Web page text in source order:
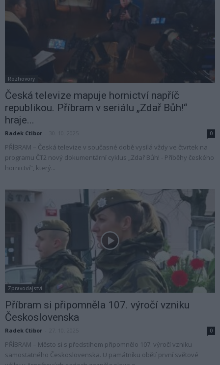
Rozhovory
Česká televize mapuje hornictví napříč
republikou. Příbram v seriálu „Zdař Bůh!“
hraje...
Radek Ctibor 0
PŘÍBRAM – Česká televize v současné době vysílá vždy ve čtvrtek na
programu ČT2 nový dokumentární cyklus „Zdař Bůh! - Příběhy českého
hornictví“, který...
Zpravodajství
Příbram si připomněla 107. výročí vzniku
Československa
Radek Ctibor 0
PŘÍBRAM – Město si s předstihem připomnělo 107. výročí vzniku
samostatného Československa. U památníku obětí první světové